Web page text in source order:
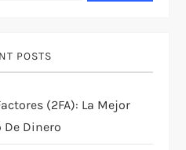
POSTS
(2FA): La Mejor
De Dinero